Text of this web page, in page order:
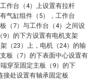
作台（4）上设置有拉杆
气缸组件（5），工作台
（7）与工作台（4）之间设
）的下方设置有电机支架
（23）上，电机（24）的输
板（7）的下表面中心设置有
穿至固定主板（9）的下
接处设置有轴承固定板